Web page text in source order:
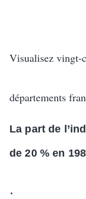
Visualisez vingt-
départements
La part de
de 20 % en
.